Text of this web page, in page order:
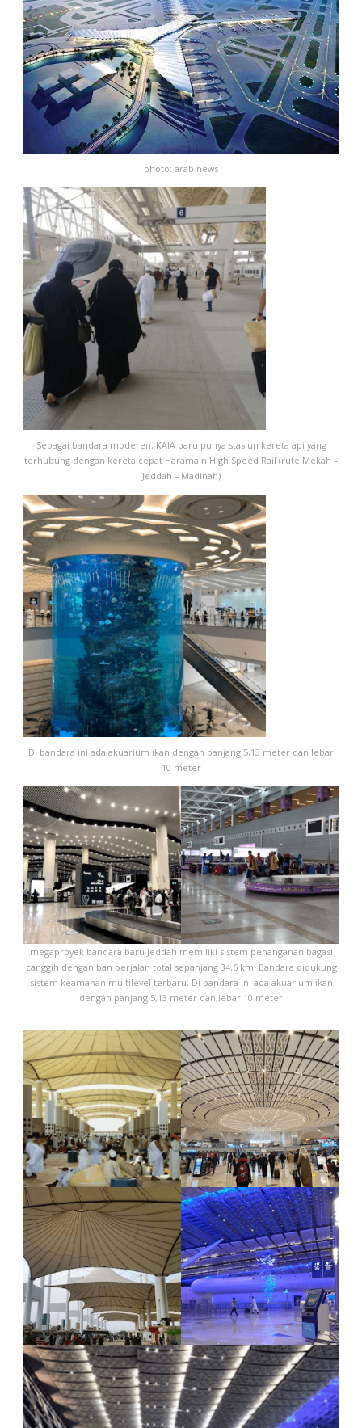
photo: arab news
Sebagai bandara moderen, KAIA baru punya stasiun kereta api yang
terhubung dengan kereta cepat Haramain High Speed ​​Rail (rute Mekah –
Jeddah – Madinah)
Di bandara ini ada akuarium ikan dengan panjang 5,13 meter dan lebar
10 meter
megaproyek bandara baru Jeddah memiliki sistem penanganan bagasi
canggih dengan ban berjalan total sepanjang 34,6 km. Bandara didukung
sistem keamanan multilevel terbaru. Di bandara ini ada akuarium ikan
dengan panjang 5,13 meter dan lebar 10 meter